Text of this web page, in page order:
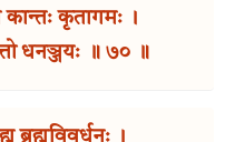
कृतागमः ।
धनञ्जयः ॥ ७० ॥
ब्रह्मविवर्धनः ।